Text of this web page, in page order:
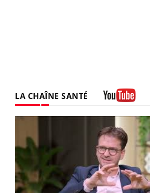
LA CHAÎNE SANTÉ